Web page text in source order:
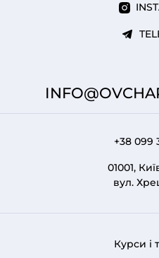
+38 099
01001,
вул.
Курси і